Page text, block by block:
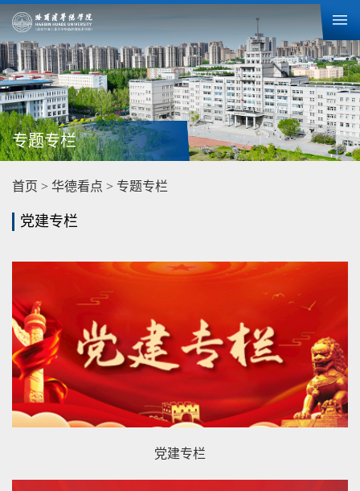
专题专栏
首页 > 华德看点 > 专题专栏
党建专栏
党建专栏